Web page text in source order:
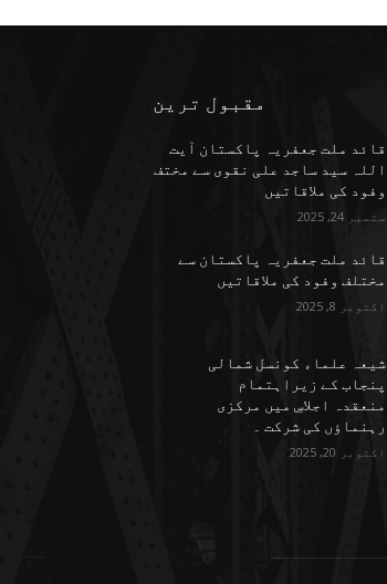
مقبول ترین
قائد ملت جعفریہ پاکستان آیت
اللہ سید ساجد علی نقوی سے مختف
وفود کی ملاقاتیں
ستمبر 24, 2025
قائد ملت جعفریہ پاکستان سے
مختلف وفود کی ملاقاتیں
اکتوبر 8, 2025
شیعہ علماء کونسل شمالی
پنجاب کے زیراہتمام
منعقدہ اجلاسِ میں مرکزی
رہنماؤں کی شرکت ۔
اکتوبر 20, 2025